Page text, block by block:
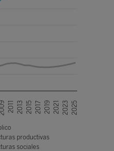
productivas
sociales
2011 2013 2015 2017 2019 2021 2023 2025